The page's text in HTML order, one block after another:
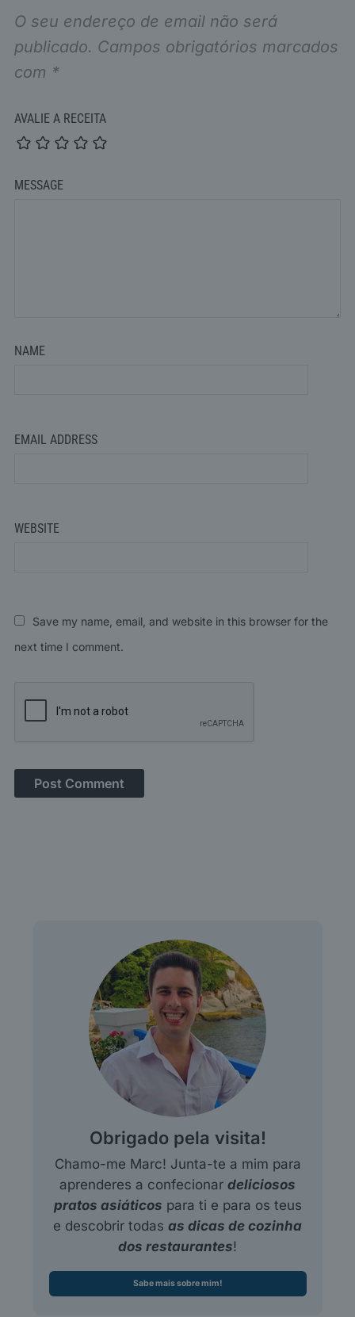
O seu endereço de email não será
publicado. Campos obrigatórios marcados
com *
AVALIE A RECEITA
MESSAGE
NAME
EMAIL ADDRESS
WEBSITE
Save my name, email, and website in this browser for the
next time I comment.
Obrigado pela visita!
Chamo-me Marc! Junta-te a mim para
aprenderes a confecionar deliciosos
pratos asiáticos para ti e para os teus
e descobrir todas as dicas de cozinha
dos restaurantes!
Sabe mais sobre mim!